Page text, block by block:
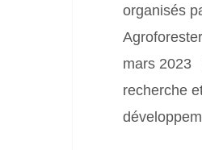
organisés
mars 2023
recherche